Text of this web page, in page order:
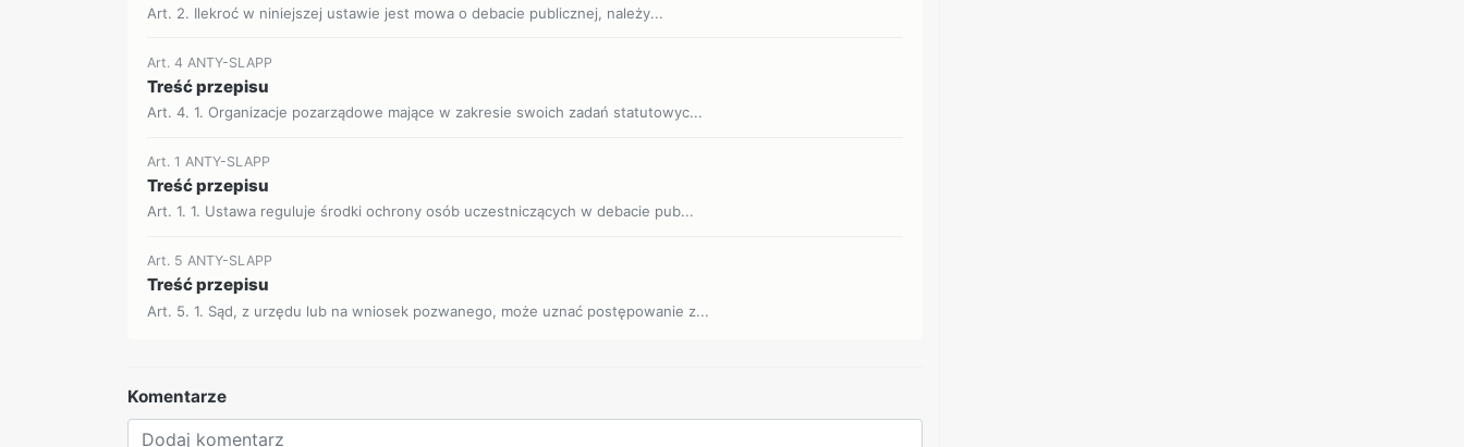
Art. 2. Ilekroć w niniejszej ustawie jest mowa o debacie publicznej, należy...
Art. 4 ANTY-SLAPP
Treść przepisu
Art. 4. 1. Organizacje pozarządowe mające w zakresie swoich zadań statutowyc...
Art. 1 ANTY-SLAPP
Treść przepisu
Art. 1. 1. Ustawa reguluje środki ochrony osób uczestniczących w debacie pub...
Art. 5 ANTY-SLAPP
Treść przepisu
Art. 5. 1. Sąd, z urzędu lub na wniosek pozwanego, może uznać postępowanie z...
Komentarze